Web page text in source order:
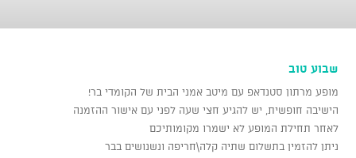
שבוע טוב
מופע מרתון סטנדאפ עם מיטב אמני הבית של הקומדי בר!
הישיבה חופשית, יש להגיע חצי שעה לפני עם אישור ההזמנה
לאחר תחילת המופע לא ישמרו מקומותיכם
ניתן להזמין בתשלום שתיה קלה\חריפה ונשנושים בבר